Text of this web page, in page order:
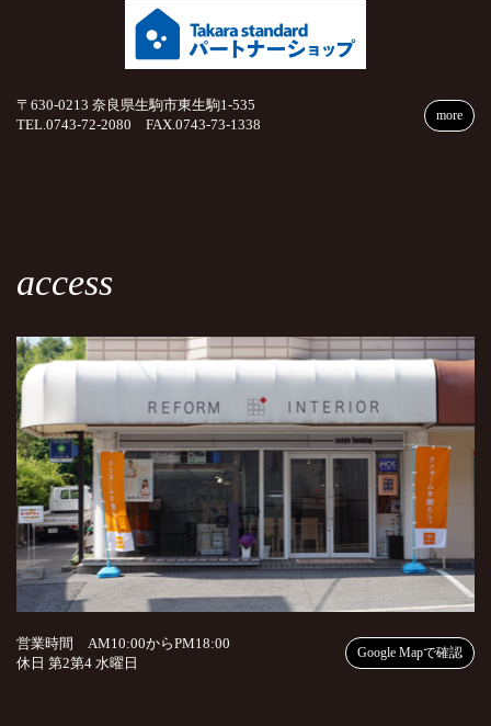
〒630-0213 奈良県生駒市東生駒1-535
TEL.0743-72-2080 FAX.0743-73-1338
more
access
営業時間 AM10:00からPM18:00
休日 第2第4 水曜日
Google Mapで確認